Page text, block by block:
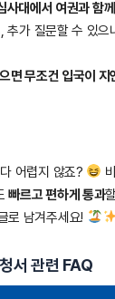
사대에서 여권과 함
추가 질문할 수 있으
면 무조건 입국이 지
어렵지 않죠?
빠르고 편하게 통과
로 남겨주세요!
서 관련 FAQ